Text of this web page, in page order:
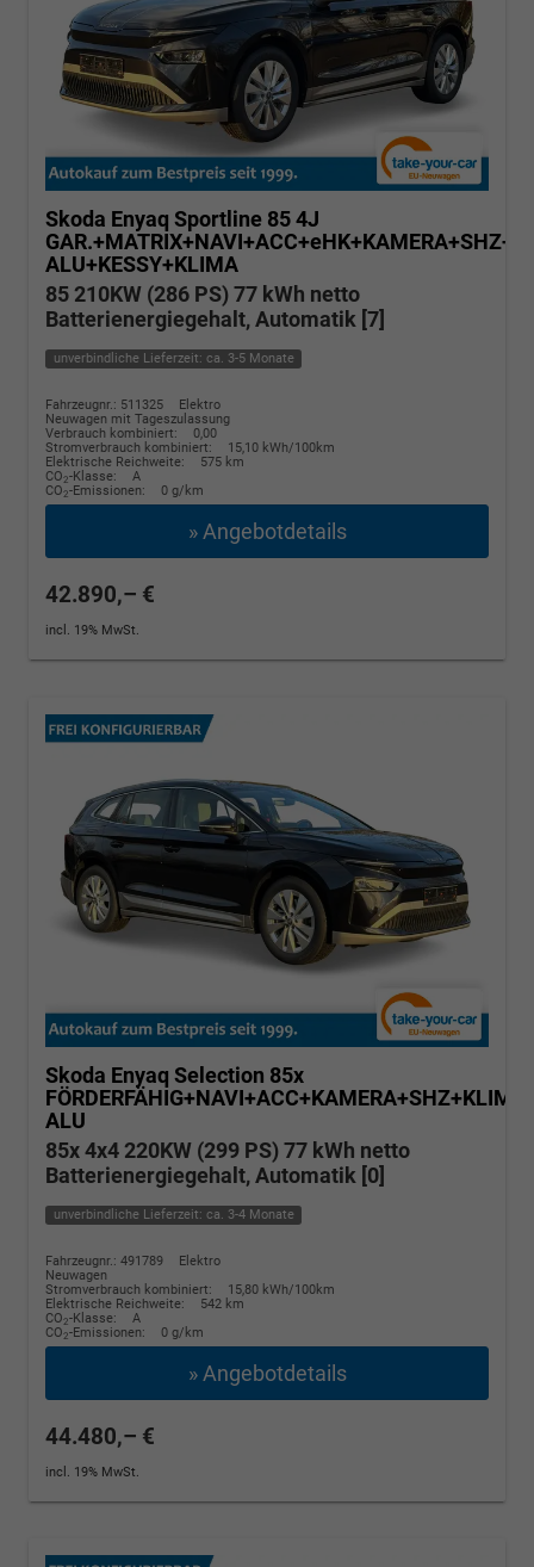
Skoda Enyaq Sportline 85 4J
ALU+KESSY+KLIMA
85 210KW (286 PS) 77 kWh netto
Batterienergiegehalt, Automatik [7]
unverbindliche Lieferzeit: ca. 3-5 Monate
Fahrzeugnr.: 511325
Elektro
Neuwagen mit Tageszulassung
Verbrauch kombiniert:
0,00
Stromverbrauch kombiniert:
15,10 kWh/100km
Elektrische Reichweite:
575 km
CO2-Klasse:
A
CO2-Emissionen: 0 g/km
» Angebotdetails
42.890,– €
incl. 19% MwSt.
Skoda Enyaq Selection 85x
ALU
85x 4x4 220KW (299 PS) 77 kWh netto
Batterienergiegehalt, Automatik [0]
unverbindliche Lieferzeit: ca. 3-4 Monate
Fahrzeugnr.: 491789
Elektro
Neuwagen
Stromverbrauch kombiniert:
15,80 kWh/100km
Elektrische Reichweite:
542 km
CO2-Klasse:
A
CO2-Emissionen: 0 g/km
» Angebotdetails
44.480,– €
incl. 19% MwSt.